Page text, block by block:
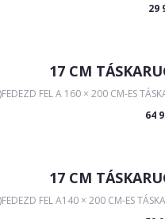
29
17 CM
FEL A 160 × 200 CM-ES
64
17 CM
FEL A140 × 200 CM-ES